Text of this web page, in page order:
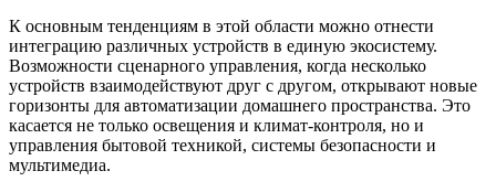
К основным тенденциям в этой области можно отнести
интеграцию различных устройств в единую экосистему.
Возможности сценарного управления, когда несколько
устройств взаимодействуют друг с другом, открывают новые
горизонты для автоматизации домашнего пространства. Это
касается не только освещения и климат-контроля, но и
управления бытовой техникой, системы безопасности и
мультимедиа.